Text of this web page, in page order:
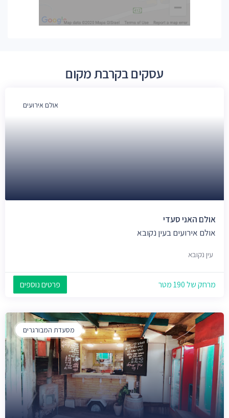
עסקים בקרבת מקום
אולם אירועים
אולם האני סעדי
אולם אירועים בעין נקובא
עין נקובא
מרחק של 190 מטר פרטים נוספים
מסעדת המבורגרים